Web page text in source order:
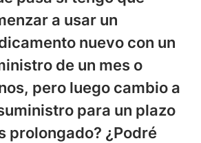
a usar un
nuevo con un
de un mes o
pero luego cambio a
para un plazo
prolongado? ¿Podré